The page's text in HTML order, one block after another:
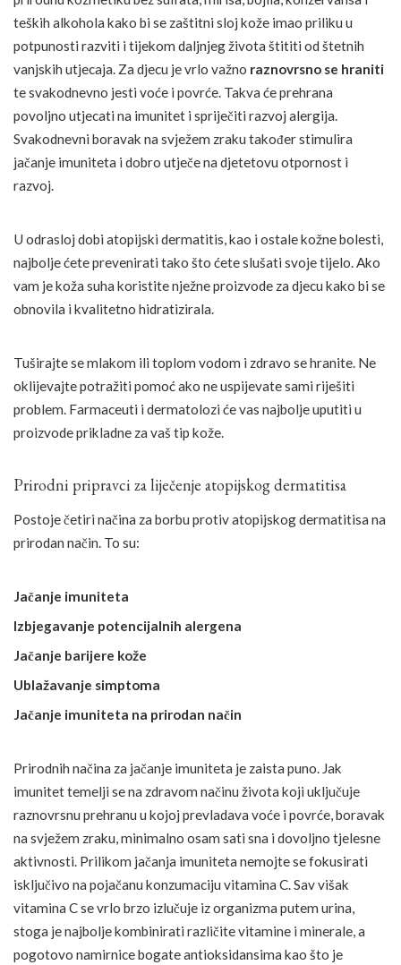
teških alkohola kako bi se zaštitni sloj kože imao priliku u
potpunosti razviti i tijekom daljnjeg života štititi od štetnih
vanjskih utjecaja. Za djecu je vrlo važno raznovrsno se hraniti
te svakodnevno jesti voće i povrće. Takva će prehrana
povoljno utjecati na imunitet i spriječiti razvoj alergija.
Svakodnevni boravak na svježem zraku također stimulira
jačanje imuniteta i dobro utječe na djetetovu otpornost i
razvoj.
U odrasloj dobi atopijski dermatitis, kao i ostale kožne bolesti,
najbolje ćete prevenirati tako što ćete slušati svoje tijelo. Ako
vam je koža suha koristite nježne proizvode za djecu kako bi se
obnovila i kvalitetno hidratizirala.
Tuširajte se mlakom ili toplom vodom i zdravo se hranite. Ne
oklijevajte potražiti pomoć ako ne uspijevate sami riješiti
problem. Farmaceuti i dermatolozi će vas najbolje uputiti u
proizvode prikladne za vaš tip kože.
Prirodni pripravci za liječenje atopijskog dermatitisa
Postoje četiri načina za borbu protiv atopijskog dermatitisa na
prirodan način. To su:
Jačanje imuniteta
Izbjegavanje potencijalnih alergena
Jačanje barijere kože
Ublažavanje simptoma
Jačanje imuniteta na prirodan način
Prirodnih načina za jačanje imuniteta je zaista puno. Jak
imunitet temelji se na zdravom načinu života koji uključuje
raznovrsnu prehranu u kojoj prevladava voće i povrće, boravak
na svježem zraku, minimalno osam sati sna i dovoljno tjelesne
aktivnosti. Prilikom jačanja imuniteta nemojte se fokusirati
isključivo na pojačanu konzumaciju vitamina C. Sav višak
vitamina C se vrlo brzo izlučuje iz organizma putem urina,
stoga je najbolje kombinirati različite vitamine i minerale, a
pogotovo namirnice bogate antioksidansima kao što je